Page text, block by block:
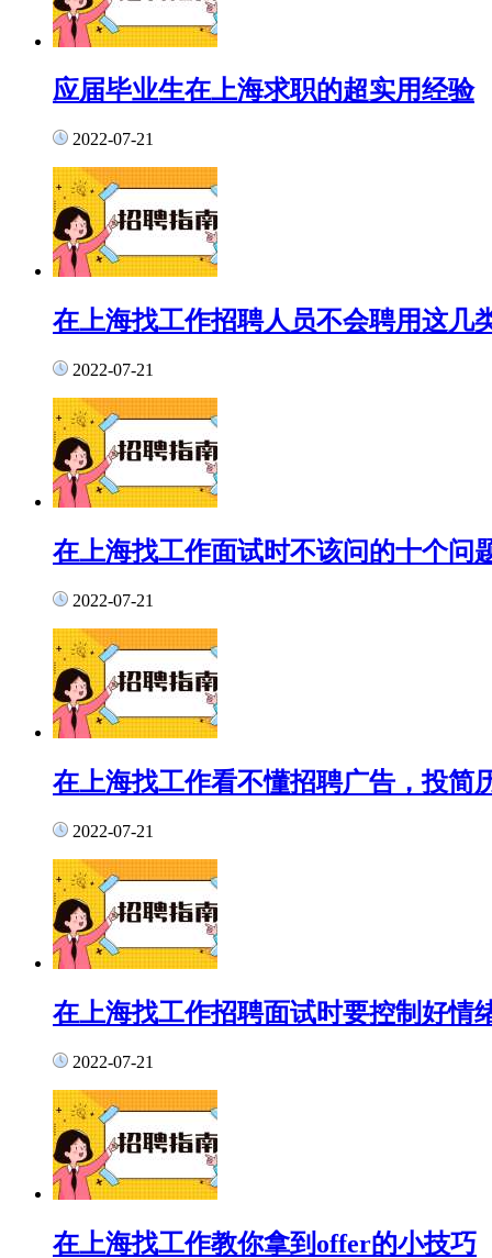
应届毕业生在上海求职的超实用经验
2022-07-21
在上海找工作招聘人员不会聘用这几
2022-07-21
在上海找工作面试时不该问的十个问
2022-07-21
在上海找工作看不懂招聘广告，投简
2022-07-21
在上海找工作招聘面试时要控制好情
2022-07-21
在上海找工作教你拿到offer的小技巧